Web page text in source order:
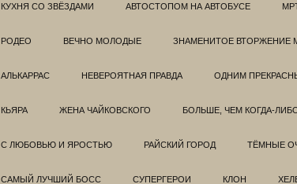
КУХНЯ СО ЗВЁЗДАМИ АВТОСТОПОМ НА АВТОБУСЕ
РОДЕО ВЕЧНО МОЛОДЫЕ ЗНАМЕНИТОЕ ВТОРЖЕНИЕ
АЛЬКАРРАС НЕВЕРОЯТНАЯ ПРАВДА ОДНИМ
КЬЯРА ЖЕНА ЧАЙКОВСКОГО БОЛЬШЕ, ЧЕМ КОГДА-
С ЛЮБОВЬЮ И ЯРОСТЬЮ РАЙСКИЙ ГОРОД ТЁМНЫЕ
САМЫЙ ЛУЧШИЙ БОСС СУПЕРГЕРОИ КЛОН